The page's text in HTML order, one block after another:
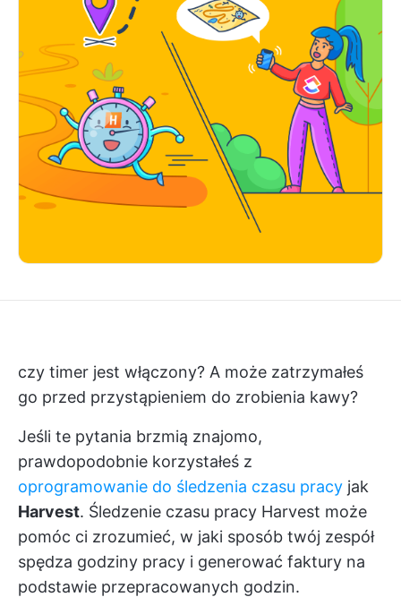
czy timer jest włączony? A może zatrzymałeś
go przed przystąpieniem do zrobienia kawy?
Jeśli te pytania brzmią znajomo,
prawdopodobnie korzystałeś z
oprogramowanie do śledzenia czasu pracy jak
Harvest. Śledzenie czasu pracy Harvest może
pomóc ci zrozumieć, w jaki sposób twój zespół
spędza godziny pracy i generować faktury na
podstawie przepracowanych godzin.